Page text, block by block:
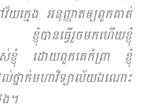
ក្មេង អនុញ្ញាតឲ្យពួកគាត់
។ ខ្ញុំបានធ្វើរួចមកហើយខ្ញុំ
បស់ខ្ញុំ ដោយពួកគេកំ​ព្រា ខ្ញុំ
ថ្នាក់មហាវិទ្យាល័យឯណោះ
ង។